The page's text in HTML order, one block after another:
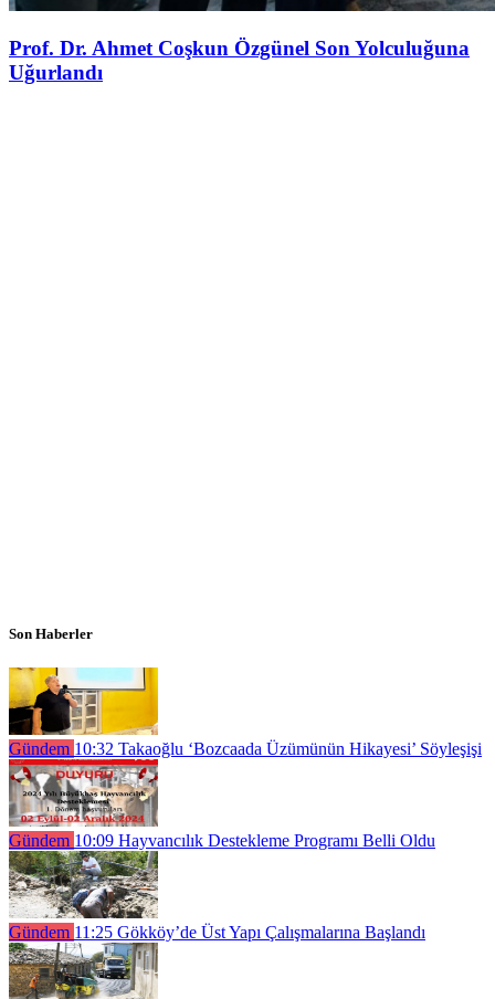
Prof. Dr. Ahmet Coşkun Özgünel Son Yolculuğuna
Uğurlandı
Son Haberler
Gündem 10:32 Takaoğlu ‘Bozcaada Üzümünün Hikayesi’ Söyleşişi
Gündem 10:09 Hayvancılık Destekleme Programı Belli Oldu
Gündem 11:25 Gökköy’de Üst Yapı Çalışmalarına Başlandı